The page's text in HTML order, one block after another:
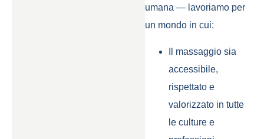
umana — lavoriamo per
un mondo in cui:
Il massaggio sia
accessibile,
rispettato e
valorizzato in tutte
le culture e